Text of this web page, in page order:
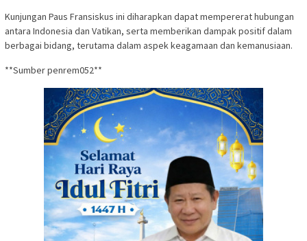
Kunjungan Paus Fransiskus ini diharapkan dapat mempererat hubungan
antara Indonesia dan Vatikan, serta memberikan dampak positif dalam
berbagai bidang, terutama dalam aspek keagamaan dan kemanusiaan.
**Sumber penrem052**